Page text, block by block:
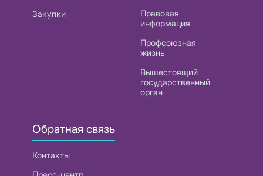
Закупки
Правовая
информация
Профсоюзная
жизнь
Вышестоящий
государственный
орган
Обратная связь
Контакты